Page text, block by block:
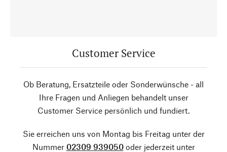
Customer Service
Ob Beratung, Ersatzteile oder Sonderwünsche - all
Ihre Fragen und Anliegen behandelt unser
Customer Service persönlich und fundiert.
Sie erreichen uns von Montag bis Freitag unter der
Nummer 02309 939050oder jederzeit unter